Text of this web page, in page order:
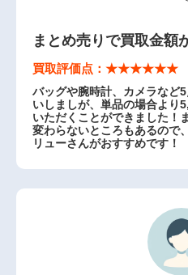
まとめ売りで買取金額
買取評価点：★★★★★★
バッグや腕時計、カメラなど
いしましが、単品の場合より
いただくことができました！
変わらないところもあるので
リューさんがおすすめです！